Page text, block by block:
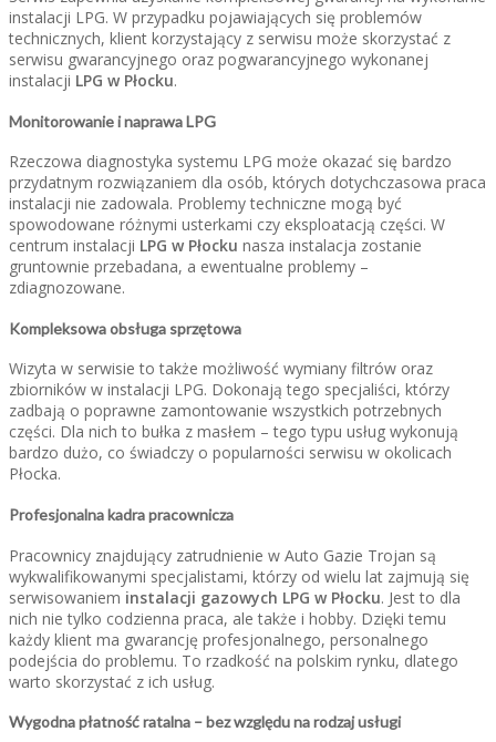
instalacji LPG. W przypadku pojawiających się problemów
technicznych, klient korzystający z serwisu może skorzystać z
serwisu gwarancyjnego oraz pogwarancyjnego wykonanej
instalacji LPG w Płocku.
Monitorowanie i naprawa LPG
Rzeczowa diagnostyka systemu LPG może okazać się bardzo
przydatnym rozwiązaniem dla osób, których dotychczasowa praca
instalacji nie zadowala. Problemy techniczne mogą być
spowodowane różnymi usterkami czy eksploatacją części. W
centrum instalacji LPG w Płocku nasza instalacja zostanie
gruntownie przebadana, a ewentualne problemy –
zdiagnozowane.
Kompleksowa obsługa sprzętowa
Wizyta w serwisie to także możliwość wymiany filtrów oraz
zbiorników w instalacji LPG. Dokonają tego specjaliści, którzy
zadbają o poprawne zamontowanie wszystkich potrzebnych
części. Dla nich to bułka z masłem – tego typu usług wykonują
bardzo dużo, co świadczy o popularności serwisu w okolicach
Płocka.
Profesjonalna kadra pracownicza
Pracownicy znajdujący zatrudnienie w Auto Gazie Trojan są
wykwalifikowanymi specjalistami, którzy od wielu lat zajmują się
serwisowaniem instalacji gazowych LPG w Płocku. Jest to dla
nich nie tylko codzienna praca, ale także i hobby. Dzięki temu
każdy klient ma gwarancję profesjonalnego, personalnego
podejścia do problemu. To rzadkość na polskim rynku, dlatego
warto skorzystać z ich usług.
Wygodna płatność ratalna – bez względu na rodzaj usługi